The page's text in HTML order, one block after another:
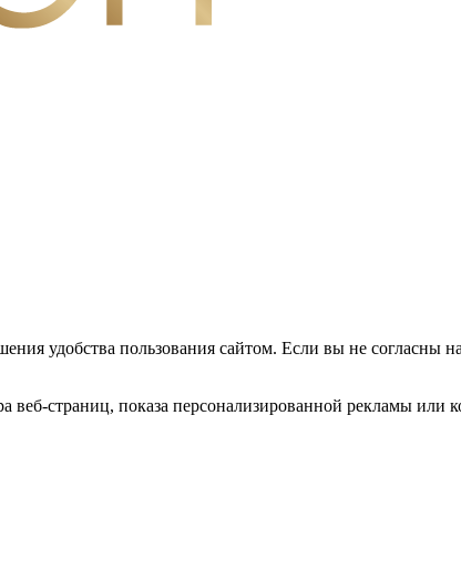
удобства пользования сайтом. Если вы не согласны
страниц, показа персонализированной рекламы